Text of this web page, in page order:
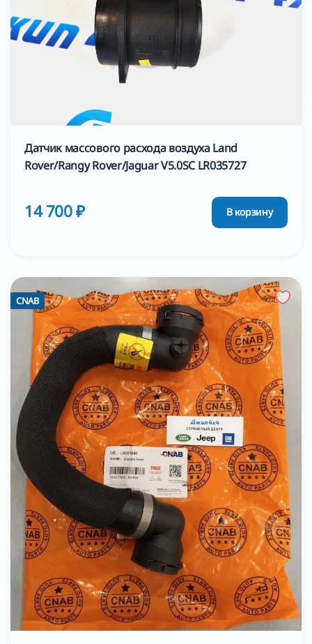
Датчик массового расхода воздуха Land
Rover/Rangу Rover/Jaguar V5.0SC LR035727
14 700 ₽ В корзину
CNAB